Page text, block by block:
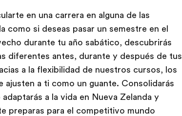
en una carrera en alguna de las
como si deseas pasar un semestre en el
durante tu año sabático, descubrirás
diferentes antes, durante y después de tus
a la flexibilidad de nuestros cursos, los
ajusten a ti como un guante. Consolidarás
a la vida en Nueva Zelanda y
preparas para el competitivo mundo